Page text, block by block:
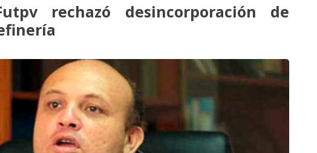
rechazó desincorporación de